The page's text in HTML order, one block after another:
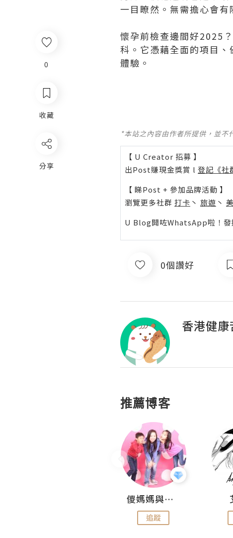
0
收藏
分享
一目瞭然。無需擔心會
懷孕前檢查邊間好2025
科。它憑藉全面的項目
體驗。
*本站之內容由作者所提供，並不
【 U Creator 招募 】
出Post賺現金獎賞 l 登記《社
【 睇Post + 參加品牌活動 】
瀏覽更多社群 打卡 丶 旅遊 丶
U Blog開咗WhatsApp啦！發
0個讚好
香港健康
推薦博客
儍媽媽與兩隻小魔怪之家
追蹤